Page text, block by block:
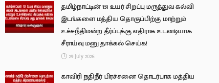
தமிழ்நாட்டின் 151 உயர் சிறப்பு மருத்துவ கல்வி
இடங்களை மத்திய தொகுப்பிற்கு மாற்றும்
உச்சநீதிமன்ற தீர்ப்புக்கு எதிராக உடனடியாக
சீராய்வு மனு தாக்கல் செய்க!
29 July 2026
காவிரி நதிநீர் பிரச்சனை தொடர்பாக மத்திய